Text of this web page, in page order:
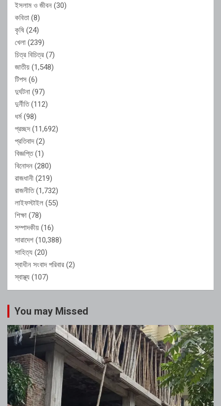
ইসলাম ও জীবন (30)
কবিতা (8)
কৃষি (24)
খেলা (239)
চিত্র বিচিত্র (7)
জাতীয় (1,548)
টিপস (6)
দুর্ঘটনা (97)
দুর্নীতি(112)
ধর্ম(98)
প্রচ্ছদ(11,692)
প্রতিবাদ(2)
বিজ্ঞপ্তি(1)
বিনোদন (280)
রাজধানী (219)
রাজনীতি(1,732)
লাইফস্টাইল (55)
শিক্ষা (78)
সম্পাদকীয় (16)
সারাদেশ (10,388)
সাহিত্য (20)
স্বাধীন সংবাদ পরিবার (2)
স্বাস্থ্য (107)
You may Missed